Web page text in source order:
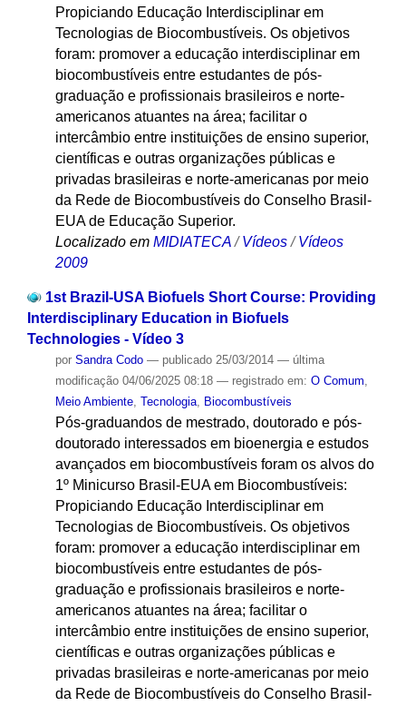
Propiciando Educação Interdisciplinar em
Tecnologias de Biocombustíveis. Os objetivos
foram: promover a educação interdisciplinar em
biocombustíveis entre estudantes de pós-
graduação e profissionais brasileiros e norte-
americanos atuantes na área; facilitar o
intercâmbio entre instituições de ensino superior,
científicas e outras organizações públicas e
privadas brasileiras e norte-americanas por meio
da Rede de Biocombustíveis do Conselho Brasil-
EUA de Educação Superior.
Localizado em MIDIATECA /Vídeos /Vídeos
2009
1st Brazil-USA Biofuels Short Course: Providing
Interdisciplinary Education in Biofuels
Technologies - Vídeo 3
por Sandra Codo — publicado25/03/2014 — última
modificação04/06/2025 08:18 — registrado em: O Comum,
Meio Ambiente, Tecnologia, Biocombustíveis
Pós-graduandos de mestrado, doutorado e pós-
doutorado interessados em bioenergia e estudos
avançados em biocombustíveis foram os alvos do
1º Minicurso Brasil-EUA em Biocombustíveis:
Propiciando Educação Interdisciplinar em
Tecnologias de Biocombustíveis. Os objetivos
foram: promover a educação interdisciplinar em
biocombustíveis entre estudantes de pós-
graduação e profissionais brasileiros e norte-
americanos atuantes na área; facilitar o
intercâmbio entre instituições de ensino superior,
científicas e outras organizações públicas e
privadas brasileiras e norte-americanas por meio
da Rede de Biocombustíveis do Conselho Brasil-